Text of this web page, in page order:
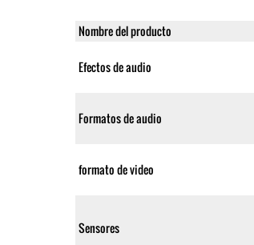
Nombre del producto
Efectos de audio
Formatos de audio
formato de video
Sensores